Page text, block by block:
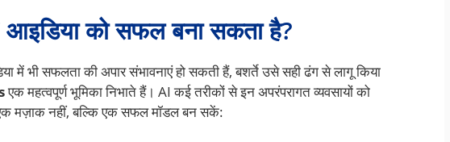
को सफल बना सकता है?
में भी सफलता की अपार संभावनाएं हो सकती हैं, बशर्ते उसे सही ढंग से लागू किया
एक महत्वपूर्ण भूमिका निभाते हैं। AI कई तरीकों से इन अपरंपरागत व्यवसायों को
मज़ाक नहीं, बल्कि एक सफल मॉडल बन सकें: